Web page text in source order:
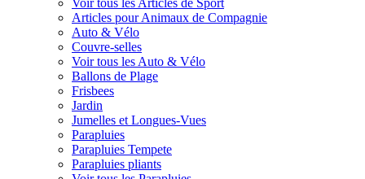
Voir tous les Articles de Sport
Articles pour Animaux de Compagnie
Auto & Vélo
Couvre-selles
Voir tous les Auto & Vélo
Ballons de Plage
Frisbees
Jardin
Jumelles et Longues-Vues
Parapluies
Parapluies Tempete
Parapluies pliants